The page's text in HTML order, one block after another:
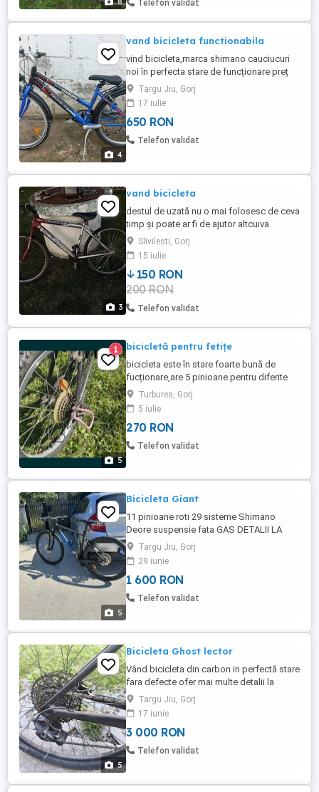
Telefon validat
4
vand bicicleta functionabila
vind bicicleta,marca shimano cauciucuri
noi în perfecta stare de funcționare preț
650 RON preț fix
Targu Jiu, Gorj
17 iulie
650 RON
Telefon validat
3
vand bicicleta
destul de uzată nu o mai folosesc de ceva
timp și poate ar fi de ajutor altcuiva
Slivilesti, Gorj
15 iulie
150 RON
200 RON
Telefon validat
5
1 bicicletă pentru fetițe
bicicleta este în stare foarte bună de
fucționare,are 5 pinioane pentru diferite
viteze de la greu la ușor. este adusă din
Franța, o dau că fata mea nu o mai
folosește .
Turburea, Gorj
5 iulie
270 RON
Telefon validat
5
Bicicleta Giant
11 pinioane roti 29 sisteme Shimano
Deore suspensie fata GAS DETALII LA
TEL .Pretul este negociabil .Necesita mici
investitii.
Targu Jiu, Gorj
29 iunie
1 600 RON
Telefon validat
5
Bicicleta Ghost lector
Vând bicicleta din carbon in perfectă stare
fara defecte ofer mai multe detalii la
telefon pentru cei interesați
Targu Jiu, Gorj
17 iunie
3 000 RON
Telefon validat